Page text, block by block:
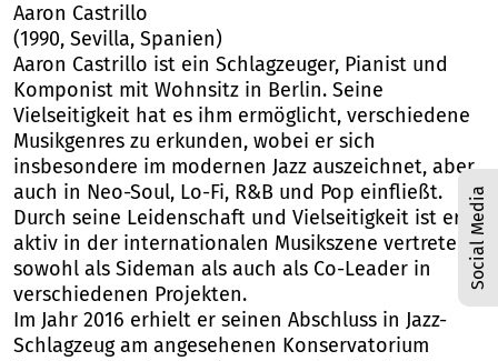
Social Media
Aaron Castrillo
(1990, Sevilla, Spanien)
Aaron Castrillo ist ein Schlagzeuger, Pianist und
Komponist mit Wohnsitz in Berlin. Seine
Vielseitigkeit hat es ihm ermöglicht, verschiedene
Musikgenres zu erkunden, wobei er sich
insbesondere im modernen Jazz auszeichnet, aber
auch in Neo-Soul, Lo-Fi, R&B und Pop einfließt.
Durch seine Leidenschaft und Vielseitigkeit ist er
aktiv in der internationalen Musikszene vertreten,
sowohl als Sideman als auch als Co-Leader in
verschiedenen Projekten.
Im Jahr 2016 erhielt er seinen Abschluss in Jazz-
Schlagzeug am angesehenen Konservatorium